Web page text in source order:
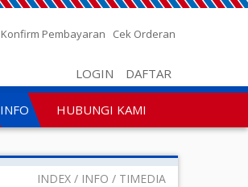
Konfirm Pembayaran Cek Orderan
LOGIN DAFTAR
INFO HUBUNGI KAMI
INDEX INFO TIMEDIA